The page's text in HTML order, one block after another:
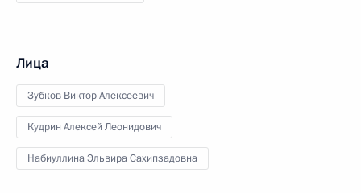
Лица
Зубков Виктор Алексеевич
Кудрин Алексей Леонидович
Набиуллина Эльвира Сахипзадовна